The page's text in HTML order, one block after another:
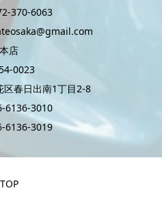
370-6063
本店
0023
区春日出南1丁目2-8
6136-3010
6136-3019
TOP